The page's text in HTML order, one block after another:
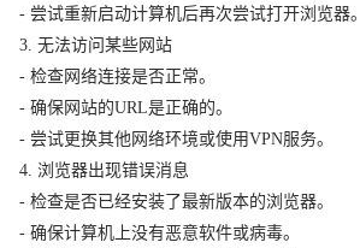
- 尝试重新启动计算机后再次尝试打开浏览器。
3. 无法访问某些网站
- 检查网络连接是否正常。
- 确保网站的URL是正确的。
- 尝试更换其他网络环境或使用VPN服务。
4. 浏览器出现错误消息
- 检查是否已经安装了最新版本的浏览器。
- 确保计算机上没有恶意软件或病毒。